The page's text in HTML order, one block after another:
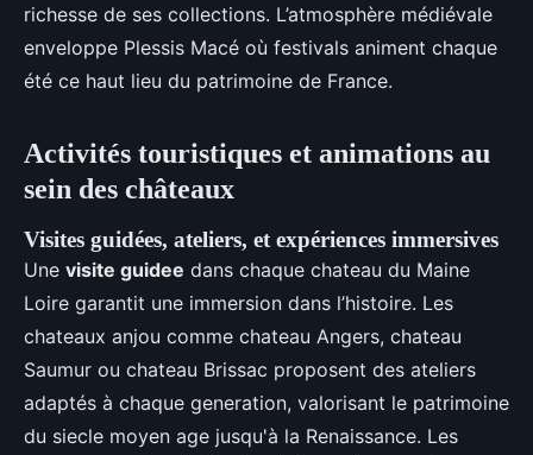
richesse de ses collections. L’atmosphère médiévale
enveloppe Plessis Macé où festivals animent chaque
été ce haut lieu du patrimoine de France.
Activités touristiques et animations au
sein des châteaux
Visites guidées, ateliers, et expériences immersives
Une visite guidee dans chaque chateau du Maine
Loire garantit une immersion dans l’histoire. Les
chateaux anjou comme chateau Angers, chateau
Saumur ou chateau Brissac proposent des ateliers
adaptés à chaque generation, valorisant le patrimoine
du siecle moyen age jusqu'à la Renaissance. Les